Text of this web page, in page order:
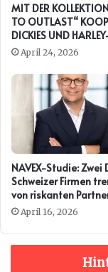
MIT DER
TO OUTLAST“
DICKIES UND
DAVIDSON ERNEUT
April 24, 2026
NAVEX-Studie:
Schweizer Firmen
von riskanten
April 16, 2026